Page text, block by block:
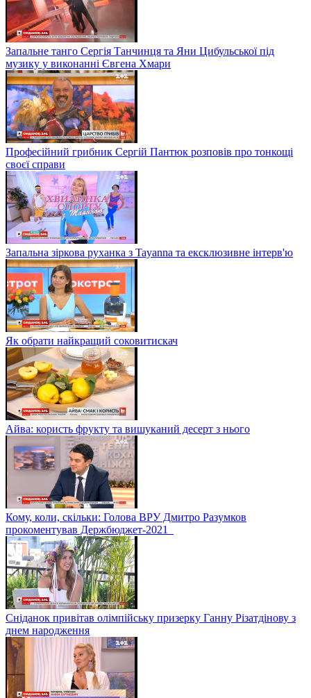
Запальне танго Сергія Танчинця та Яни Цибульської під
музику у виконанні Євгена Хмари
Професійний грибник Сергій Пантюк розповів про тонкощі
своєї справи
Запальна зіркова руханка з Tayanna та ексклюзивне інтерв'ю
Як обрати найкращий соковитискач
Айва: користь фрукту та вишуканий десерт з нього
Кому, коли, скільки: Голова ВРУ Дмитро Разумков
прокоментував Держбюджет-2021
Сніданок привітав олімпійську призерку Ганну Різатдінову з
днем народження